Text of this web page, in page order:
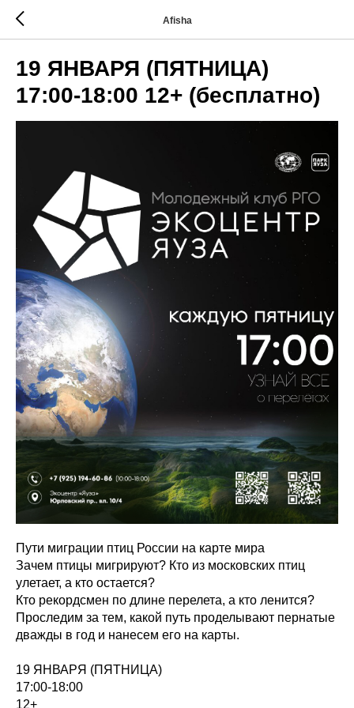
Afisha
19 ЯНВАРЯ (ПЯТНИЦА)
17:00-18:00 12+ (бесплатно)
Пути миграции птиц России на карте мира
Зачем птицы мигрируют? Кто из московских птиц
улетает, а кто остается?
Кто рекордсмен по длине перелета, а кто ленится?
Проследим за тем, какой путь проделывают пернатые
дважды в год и нанесем его на карты.
19 ЯНВАРЯ (ПЯТНИЦА)
17:00-18:00
12+